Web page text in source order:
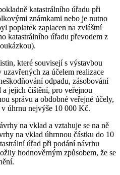
katastrálního úřadu při
známkami nebo je nutno
poplatek zaplacen na zvláštní
katastrálního úřadu převodem z
které souvisejí s výstavbou
za účelem realizace
odpadu, zásobování
jejich čištění, pro veřejnou
správu a obdobné veřejné účely,
úhrnu nejvýše 10 000 Kč.
na vklad a vztahuje se na ně
na vklad úhrnnou částku do 10
úřad při podání návrhu
hodnověrným způsobem, že se